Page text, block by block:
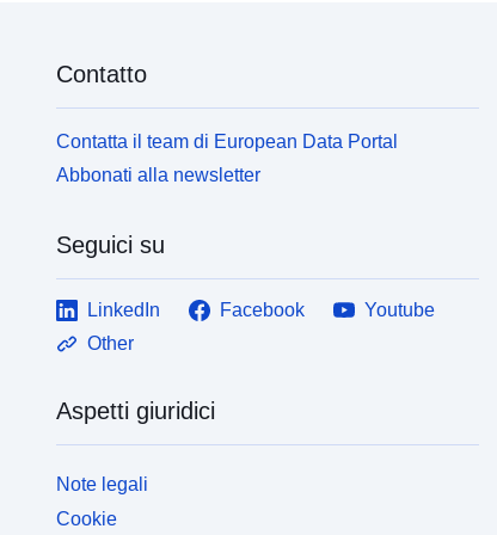
Contatto
Contatta il team di European Data Portal
Abbonati alla newsletter
Seguici su
LinkedIn Facebook
Youtube
Other
Aspetti giuridici
Note legali
Cookie